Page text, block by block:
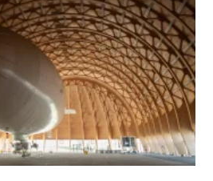
und Schüler
Praxis-